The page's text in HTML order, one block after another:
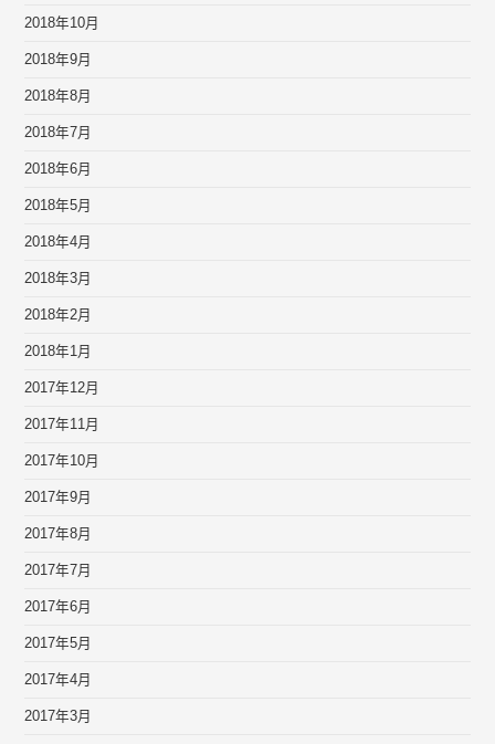
2018年10月
2018年9月
2018年8月
2018年7月
2018年6月
2018年5月
2018年4月
2018年3月
2018年2月
2018年1月
2017年12月
2017年11月
2017年10月
2017年9月
2017年8月
2017年7月
2017年6月
2017年5月
2017年4月
2017年3月